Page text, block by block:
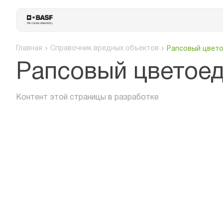
Главная Справочник вредных объектов Рапсовый
Рапсовый
Контент этой страницы в разработке